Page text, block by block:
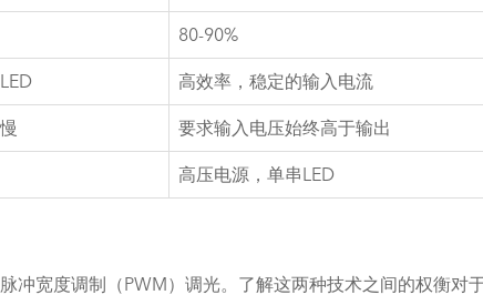
80-90%
高效率，稳定的输入电流
要求输入电压始终高于输出
高压电源，单串LED
冲宽度调制（PWM）调光。了解这两种技术之间的权衡对